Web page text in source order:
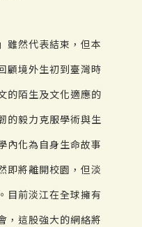
雖然代表結束，但本
顧境外生初到臺灣時
的陌生及文化適應的
的毅力克服學術與生
內化為自身生命故事
即將離開校園，但淡
目前淡江在全球擁有
，這股強大的網絡將